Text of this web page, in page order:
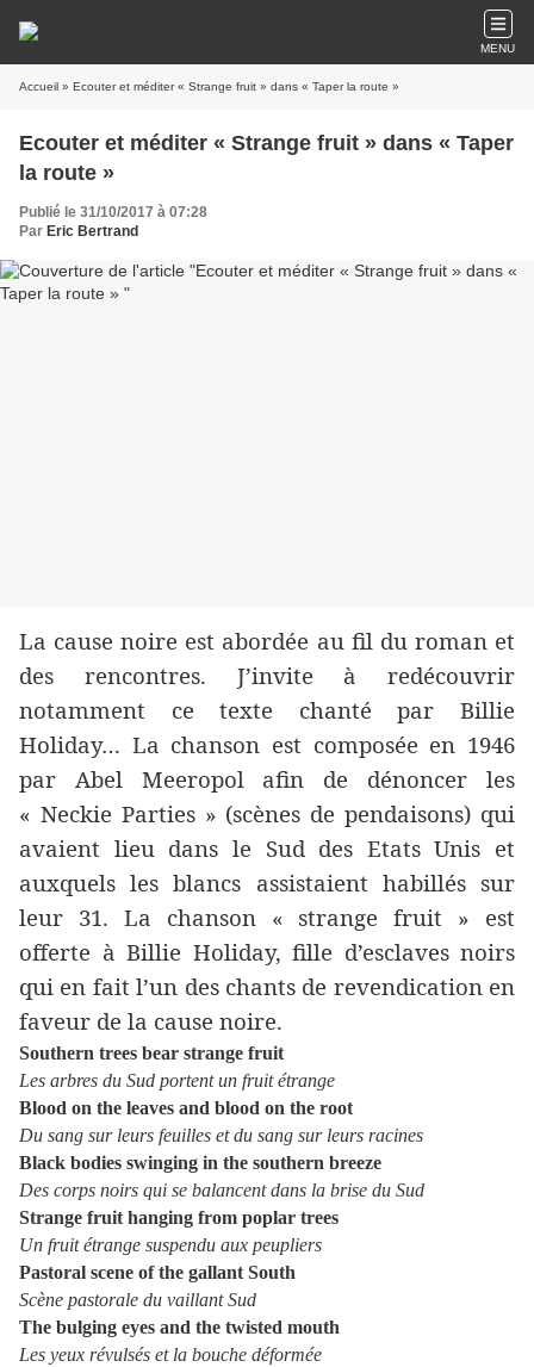
MENU
Accueil » Ecouter et méditer « Strange fruit » dans « Taper la route »
Ecouter et méditer « Strange fruit » dans « Taper
la route »
Publié le 31/10/2017 à 07:28
Par Eric Bertrand
La cause noire est abordée au fil du roman et
des rencontres. J’invite à redécouvrir
notamment ce texte chanté par Billie
Holiday… La chanson est composée en 1946
par Abel Meeropol afin de dénoncer les
« Neckie Parties » (scènes de pendaisons) qui
avaient lieu dans le Sud des Etats Unis et
auxquels les blancs assistaient habillés sur
leur 31. La chanson « strange fruit » est
offerte à Billie Holiday, fille d’esclaves noirs
qui en fait l’un des chants de revendication en
faveur de la cause noire.
Southern trees bear strange fruit
Les arbres du Sud portent un fruit étrange
Blood on the leaves and blood on the root
Du sang sur leurs feuilles et du sang sur leurs racines
Black bodies swinging in the southern breeze
Des corps noirs qui se balancent dans la brise du Sud
Strange fruit hanging from poplar trees
Un fruit étrange suspendu aux peupliers
Pastoral scene of the gallant South
Scène pastorale du vaillant Sud
The bulging eyes and the twisted mouth
Les yeux révulsés et la bouche déformée